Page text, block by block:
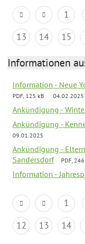
1
13
14 15
Informationen
Information - Neue
PDF, 125 kB 04.02.2025
Ankündigung -
Ankündigung -
09.01.2025
Ankündigung -
Sandersdorf
PDF,
Information -
1
12
13 14